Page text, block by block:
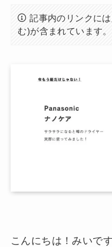
記事内のリンクに
む)が含まれています。
こんにちは！みいで